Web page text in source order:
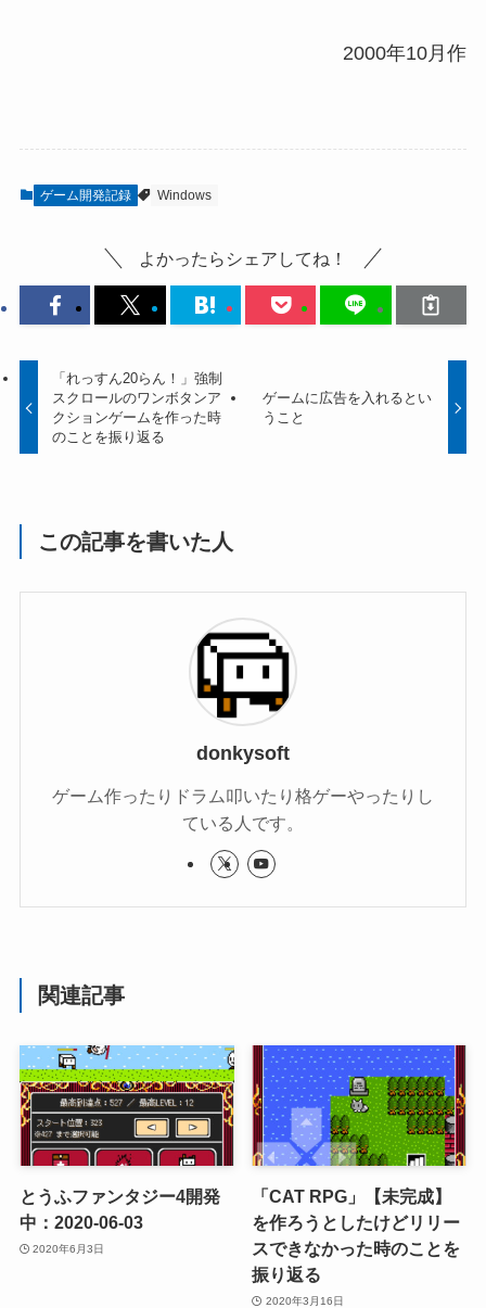
2000年10月作
ゲーム開発記録 Windows
よかったらシェアしてね！
「れっすん20らん！」強制
スクロールのワンボタンア
クションゲームを作った時
のことを振り返る
ゲームに広告を入れるとい
うこと
この記事を書いた人
donkysoft
ゲーム作ったりドラム叩いたり格ゲーやったりし
ている人です。
関連記事
とうふファンタジー4開発
中：2020-06-03
2020年6月3日
「CAT RPG」【未完成】
を作ろうとしたけどリリー
スできなかった時のことを
振り返る
2020年3月16日